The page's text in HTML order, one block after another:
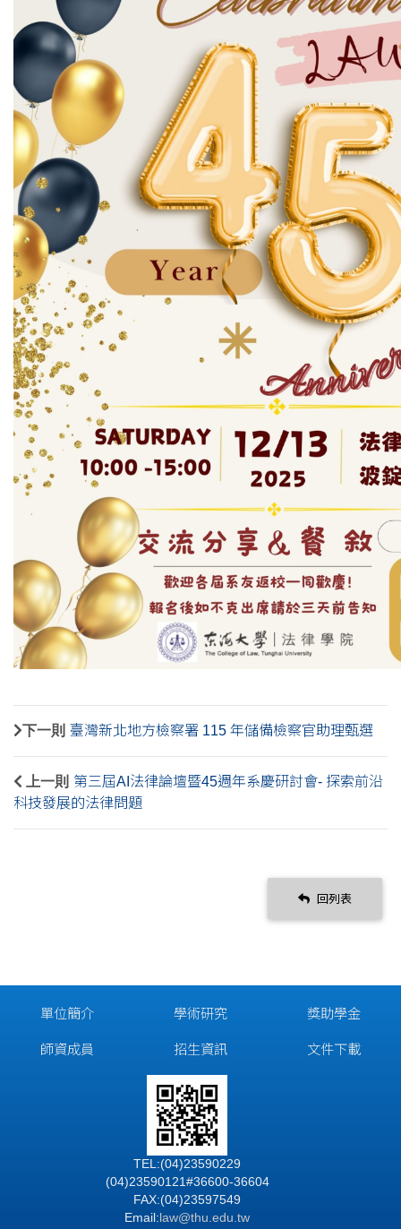
下一則 臺灣新北地方檢察署 115 年儲備檢察官助理甄選
上一則 第三屆AI法律論壇暨45週年系慶研討會- 探索前沿
科技發展的法律問題
回列表
單位簡介
師資成員
學術研究
招生資訊
獎助學金
文件下載
TEL:(04)23590229
(04)23590121#36600-36604
FAX:(04)23597549
Email: law@thu.edu.tw